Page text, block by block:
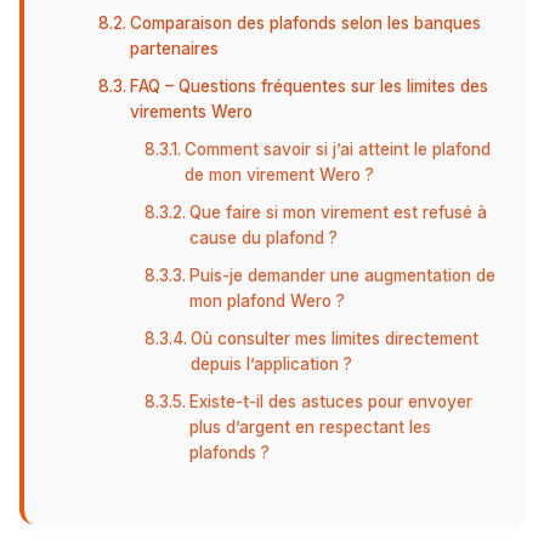
Comparaison des plafonds selon les banques
partenaires
FAQ – Questions fréquentes sur les limites des
virements Wero
Comment savoir si j’ai atteint le plafond
de mon virement Wero ?
Que faire si mon virement est refusé à
cause du plafond ?
Puis-je demander une augmentation de
mon plafond Wero ?
Où consulter mes limites directement
depuis l’application ?
Existe-t-il des astuces pour envoyer
plus d’argent en respectant les
plafonds ?